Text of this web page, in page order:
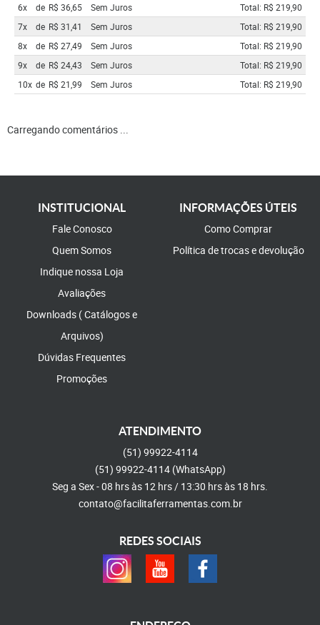
6x
de R$ 36,65 Sem Juros
Total: R$ 219,90
7x
de R$ 31,41 Sem Juros
Total: R$ 219,90
8x
de R$ 27,49 Sem Juros
Total: R$ 219,90
9x
de R$ 24,43 Sem Juros
Total: R$ 219,90
10x de R$ 21,99 Sem Juros Total: R$ 219,90
Carregando comentários ...
INSTITUCIONAL
Fale Conosco
Quem Somos
Indique nossa Loja
Avaliações
Downloads ( Catálogos e
Arquivos)
Dúvidas Frequentes
Promoções
INFORMAÇÕES ÚTEIS
Como Comprar
Política de trocas e devolução
ATENDIMENTO
(51) 99922-4114
(51) 99922-4114 (WhatsApp)
Seg a Sex - 08 hrs às 12 hrs / 13:30 hrs às 18 hrs.
contato@facilitaferramentas.com.br
REDES SOCIAIS